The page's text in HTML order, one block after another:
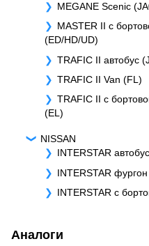
MEGANE Scenic
MASTER II c
(ED/HD/UD)
TRAFIC II автобус
TRAFIC II Van (FL)
TRAFIC II c
(EL)
NISSAN
INTERSTAR
INTERSTAR
INTERSTAR c
Аналоги